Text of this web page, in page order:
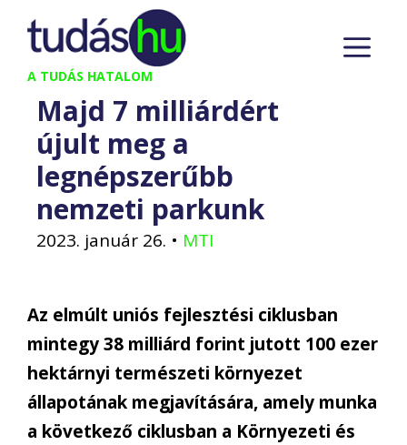
Kilépés
tartalomba
A TUDÁS HATALOM
Majd 7 milliárdért
újult meg a
legnépszerűbb
nemzeti parkunk
2023. január 26. • MTI
Az elmúlt uniós fejlesztési ciklusban
mintegy 38 milliárd forint jutott 100 ezer
hektárnyi természeti környezet
állapotának megjavítására, amely munka
a következő ciklusban a Környezeti és